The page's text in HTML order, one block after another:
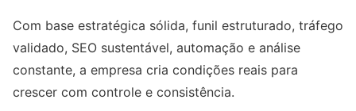
Com base estratégica sólida, funil estruturado, tráfego
validado, SEO sustentável, automação e análise
constante, a empresa cria condições reais para
crescer com controle e consistência.